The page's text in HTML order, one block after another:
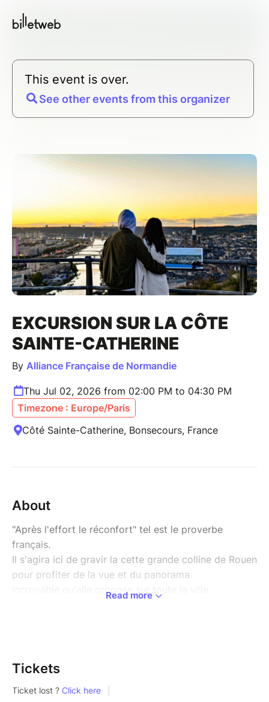
This event is over.
See other events from this organizer
EXCURSION SUR LA CÔTE
SAINTE-CATHERINE
By Alliance Française de Normandie
Thu Jul 02, 2026 from 02:00 PM to 04:30 PM
Timezone : Europe/Paris
Côté Sainte-Catherine, Bonsecours, France
About
"Après l'effort le réconfort" tel est le proverbe
français.
Il s'agira ici de gravir la cette grande colline de Rouen
pour profiter de la vue et du panorama
incroyable qu'elle propose sur toute la ville.
Read more
Tickets